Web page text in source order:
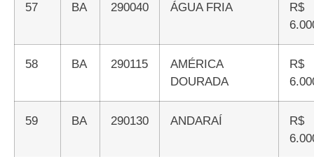
57 BA 290040 ÁGUA FRIA
R$
58 BA 290115
AMÉRICA
DOURADA
R$
59 BA 290130 ANDARAÍ
R$